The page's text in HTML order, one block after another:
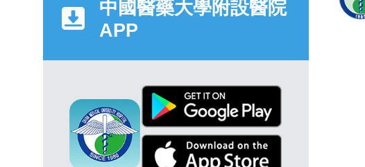
中國醫藥大學附設醫院
APP